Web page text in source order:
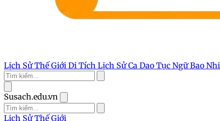
Lịch Sử Thế Giới Di Tích Lịch SửCa Dao Tục NgữBao
Susach.edu.vn
Lịch Sử Thế Giới